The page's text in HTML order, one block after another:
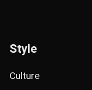
Style
Culture